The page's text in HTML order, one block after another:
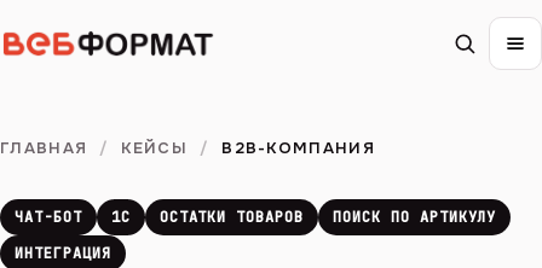
ГЛАВНАЯ / КЕЙСЫ / B2B-КОМПАНИЯ
ЧАТ-БОТ 1С ОСТАТКИ ТОВАРОВ
ПОИСК ПО АРТИКУЛУ
ИНТЕГРАЦИЯ